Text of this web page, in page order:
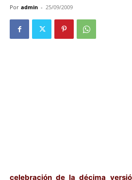
Por admin - 25/09/2009
celebración de la décima